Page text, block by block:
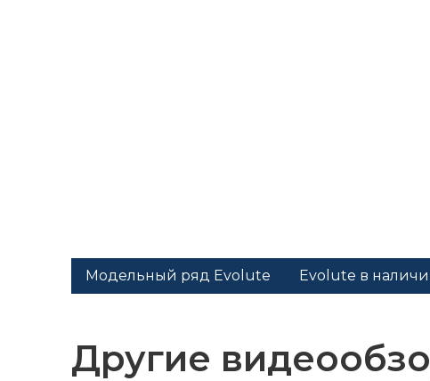
Модельный ряд Evolute Evolute в
Другие